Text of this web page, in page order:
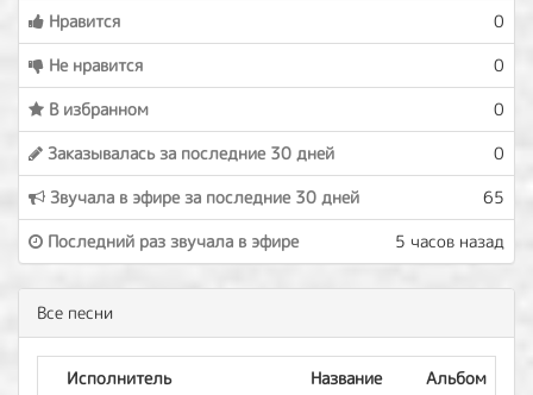
Нравится
0
Не нравится
0
В избранном
0
Заказывалась за последние 30 дней
0
Звучала в эфире за последние 30 дней
65
Последний раз звучала в эфире
5 часов назад
Все песни
Исполнитель Название
Альбом